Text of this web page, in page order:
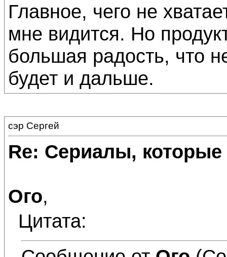
Главное, чего не
мне видится. Но
большая радость, что
будет и дальше.
сэр Сергей
Re: Сериалы,
Ого,
Цитата: